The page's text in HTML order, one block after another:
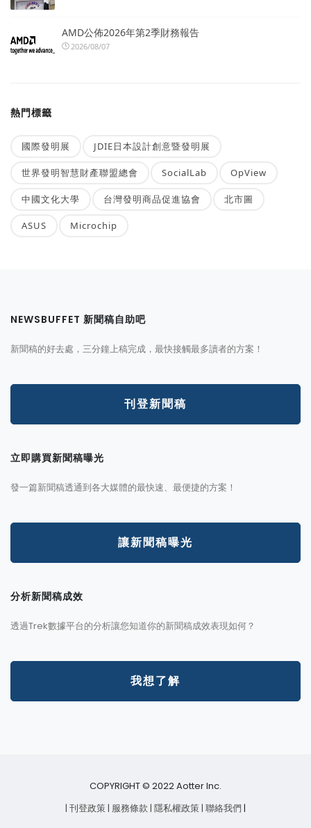
AMD公佈2026年第2季財務報告
2026/08/07
熱門標籤
國際發明展 JDIE日本設計創意暨發明展
世界發明智慧財產聯盟總會 SocialLab OpView
中國文化大學 台灣發明商品促進協會 北市圖
ASUS Microchip
NEWSBUFFET 新聞稿自助吧
新聞稿的好去處，三分鐘上稿完成，最快接觸最多讀者的方案！
刊登新聞稿
立即購買新聞稿曝光
發一篇新聞稿透通到各大媒體的最快速、最便捷的方案！
讓新聞稿曝光
分析新聞稿成效
透過Trek數據平台的分析讓您知道你的新聞稿成效表現如何？
我想了解
COPYRIGHT © 2022 Aotter Inc.
| 刊登政策| 服務條款 | 隱私權政策| 聯絡我們 |